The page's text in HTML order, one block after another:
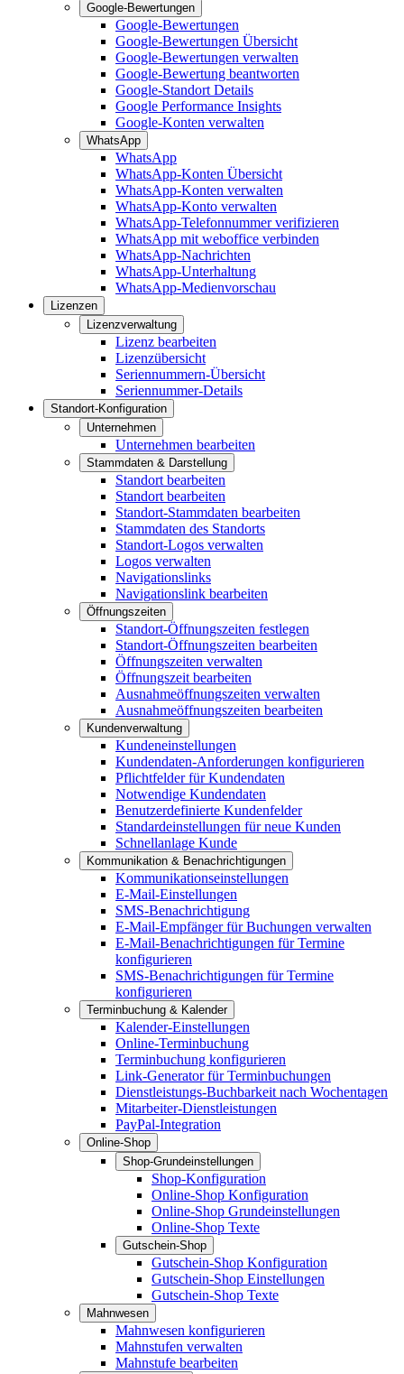
Google-Bewertungen
Google-Bewertungen
Google-Bewertungen Übersicht
Google-Bewertungen verwalten
Google-Bewertung beantworten
Google-Standort Details
Google Performance Insights
Google-Konten verwalten
WhatsApp
WhatsApp
WhatsApp-Konten Übersicht
WhatsApp-Konten verwalten
WhatsApp-Konto verwalten
WhatsApp-Telefonnummer verifizieren
WhatsApp mit weboffice verbinden
WhatsApp-Nachrichten
WhatsApp-Unterhaltung
WhatsApp-Medienvorschau
Lizenzen
Lizenzverwaltung
Lizenz bearbeiten
Lizenzübersicht
Seriennummern-Übersicht
Seriennummer-Details
Standort-Konfiguration
Unternehmen
Unternehmen bearbeiten
Stammdaten & Darstellung
Standort bearbeiten
Standort bearbeiten
Standort-Stammdaten bearbeiten
Stammdaten des Standorts
Standort-Logos verwalten
Logos verwalten
Navigationslinks
Navigationslink bearbeiten
Öffnungszeiten
Standort-Öffnungszeiten festlegen
Standort-Öffnungszeiten bearbeiten
Öffnungszeiten verwalten
Öffnungszeit bearbeiten
Ausnahmeöffnungszeiten verwalten
Ausnahmeöffnungszeiten bearbeiten
Kundenverwaltung
Kundeneinstellungen
Kundendaten-Anforderungen konfigurieren
Pflichtfelder für Kundendaten
Notwendige Kundendaten
Benutzerdefinierte Kundenfelder
Standardeinstellungen für neue Kunden
Schnellanlage Kunde
Kommunikation & Benachrichtigungen
Kommunikationseinstellungen
E-Mail-Einstellungen
SMS-Benachrichtigung
E-Mail-Empfänger für Buchungen verwalten
E-Mail-Benachrichtigungen für Termine
konfigurieren
SMS-Benachrichtigungen für Termine
konfigurieren
Terminbuchung & Kalender
Kalender-Einstellungen
Online-Terminbuchung
Terminbuchung konfigurieren
Link-Generator für Terminbuchungen
Dienstleistungs-Buchbarkeit nach Wochentagen
Mitarbeiter-Dienstleistungen
PayPal-Integration
Online-Shop
Shop-Grundeinstellungen
Shop-Konfiguration
Online-Shop Konfiguration
Online-Shop Grundeinstellungen
Online-Shop Texte
Gutschein-Shop
Gutschein-Shop Konfiguration
Gutschein-Shop Einstellungen
Gutschein-Shop Texte
Mahnwesen
Mahnwesen konfigurieren
Mahnstufen verwalten
Mahnstufe bearbeiten